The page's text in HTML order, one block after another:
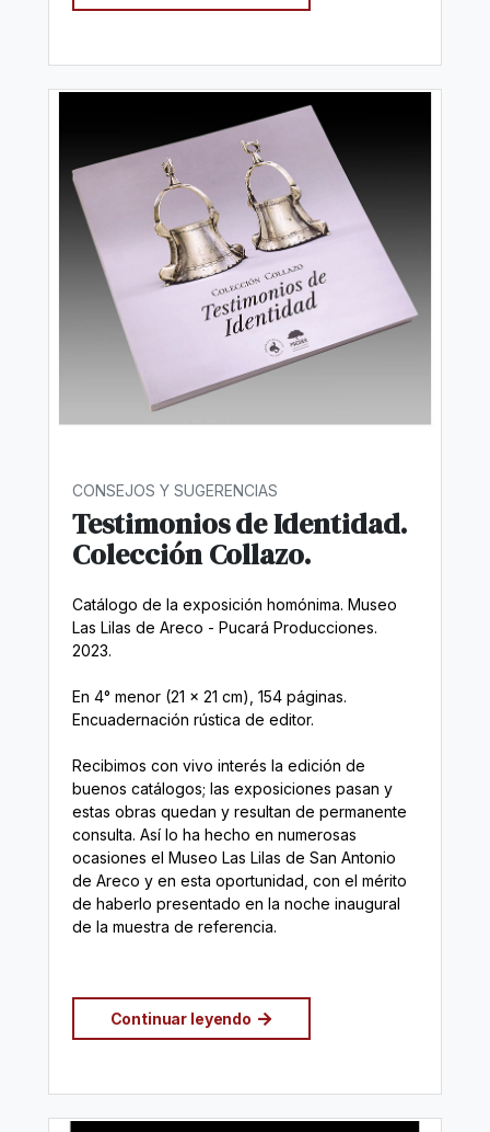
CONSEJOS Y SUGERENCIAS
Testimonios de Identidad.
Colección Collazo.
Catálogo de la exposición homónima. Museo
Las Lilas de Areco - Pucará Producciones.
2023.
En 4° menor (21 x 21 cm), 154 páginas.
Encuadernación rústica de editor.
Recibimos con vivo interés la edición de
buenos catálogos; las exposiciones pasan y
estas obras quedan y resultan de permanente
consulta. Así lo ha hecho en numerosas
ocasiones el Museo Las Lilas de San Antonio
de Areco y en esta oportunidad, con el mérito
de haberlo presentado en la noche inaugural
de la muestra de referencia.
Continuar leyendo